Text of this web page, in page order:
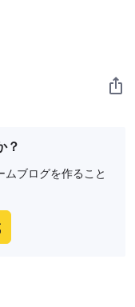
？
ブログを作ること